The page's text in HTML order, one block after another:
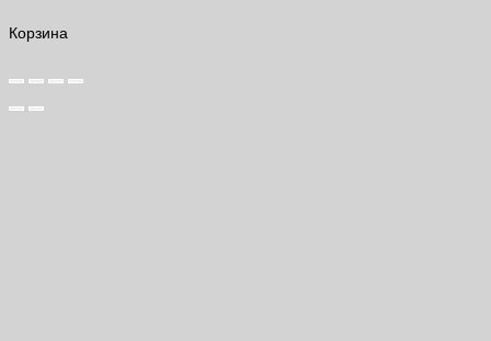
Корзина